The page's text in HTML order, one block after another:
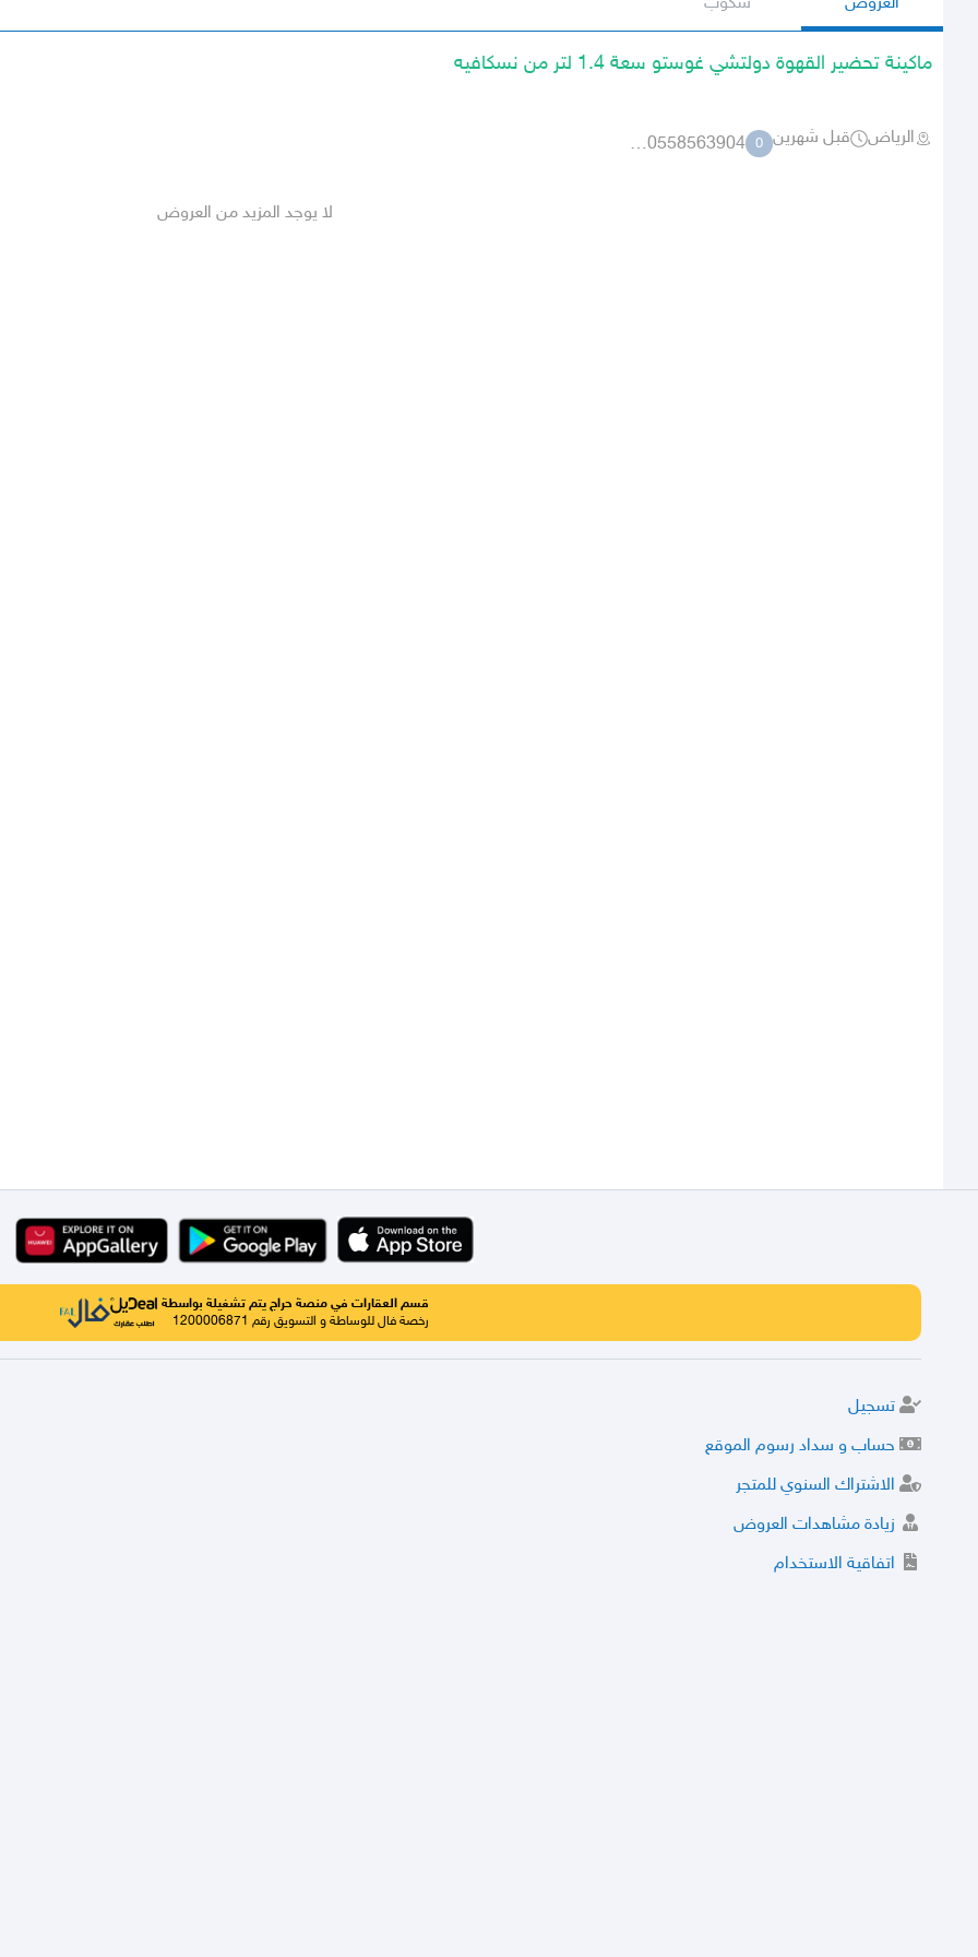
ماكينة تحضير القهوة دولتشي غوستو سعة 1.4 لتر من نسكافيه
الرياض قبل شهرين 0
0558563904 2451792
لا يوجد المزيد من العروض
قسم العقارات في منصة حراج يتم تشغيلة بواسطة
رخصة فال للوساطة و التسويق رقم 1200006871
تسجيل
حساب و سداد رسوم الموقع
الاشتراك السنوي للمتجر
زيادة مشاهدات العروض
اتفاقية الاستخدام